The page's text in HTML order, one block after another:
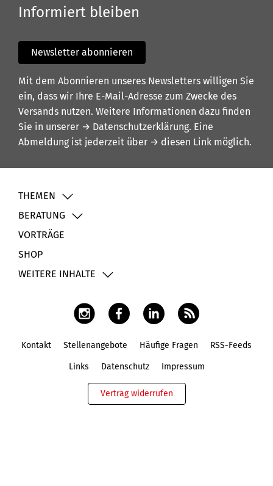
Informiert bleiben
Newsletter abonnieren
Mit dem Abonnieren unseres Newsletters willigen Sie
ein, dass wir Ihre E-Mail-Adresse zum Zwecke des
Versands nutzen. Weitere Informationen dazu finden
Sie in unserer → Datenschutzerklärung. Eine
Abmeldung ist jederzeit über → diesen Link möglich.
THEMEN
BERATUNG
VORTRÄGE
SHOP
WEITERE INHALTE
Kontakt Stellenangebote Häufige Fragen RSS-Feeds
Links Datenschutz Impressum
Vertrag widerrufen